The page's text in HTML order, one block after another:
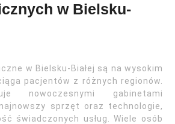
w Bielsku-
w Bielsku-Białej są na wysokim
pacjentów z różnych regionów.
nowoczesnymi gabinetami
sprzęt oraz technologie,
świadczonych usług. Wiele osób